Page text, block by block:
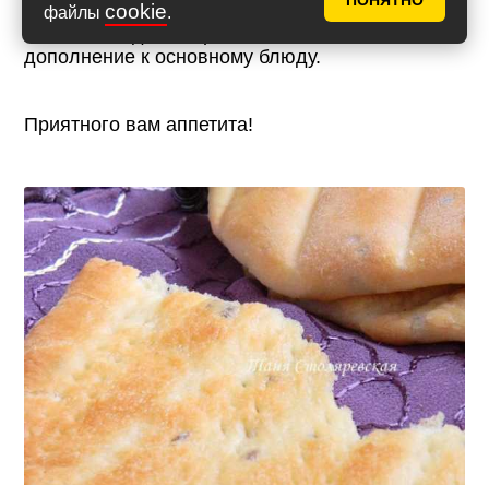
файлы cookie.
Лепешки подают горячими или теплыми как
дополнение к основному блюду.
Приятного вам аппетита!